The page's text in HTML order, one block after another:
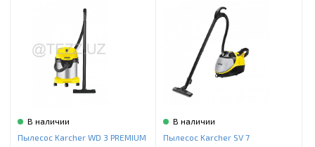
В наличии
Пылесос Karcher WD 3 PREMIUM
В наличии
Пылесос Karcher SV 7